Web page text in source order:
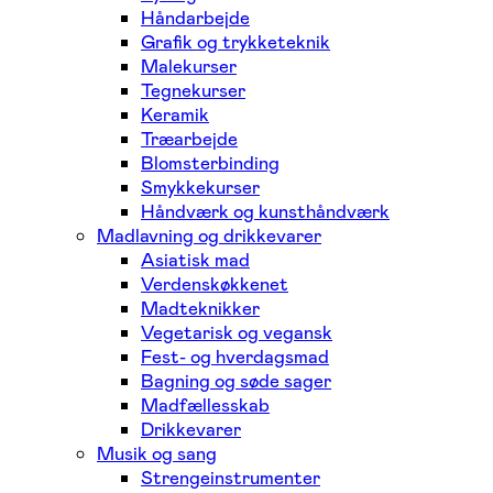
Håndarbejde
Grafik og trykketeknik
Malekurser
Tegnekurser
Keramik
Træarbejde
Blomsterbinding
Smykkekurser
Håndværk og kunsthåndværk
Madlavning og drikkevarer
Asiatisk mad
Verdenskøkkenet
Madteknikker
Vegetarisk og vegansk
Fest- og hverdagsmad
Bagning og søde sager
Madfællesskab
Drikkevarer
Musik og sang
Strengeinstrumenter